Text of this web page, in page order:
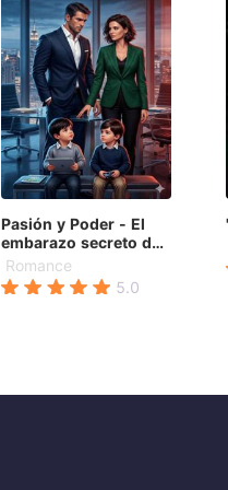
Pasión y Poder - El
embarazo secreto del
CEO
Romance
5.0